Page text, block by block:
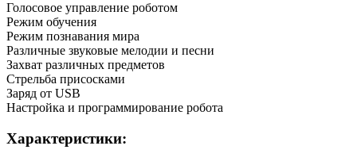
Голосовое управление роботом
Режим обучения
Режим познавания мира
Различные звуковые мелодии и песни
Захват различных предметов
Стрельба присосками
Заряд от USB
Настройка и программирование робота
Характеристики: